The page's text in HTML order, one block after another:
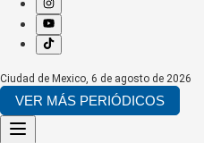
Ciudad de Mexico, 6 de agosto de 2026
VER MÁS PERIÓDICOS